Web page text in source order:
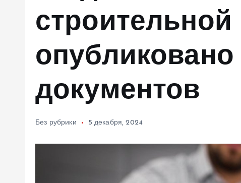
документов
Без рубрики 5 декабря, 2024